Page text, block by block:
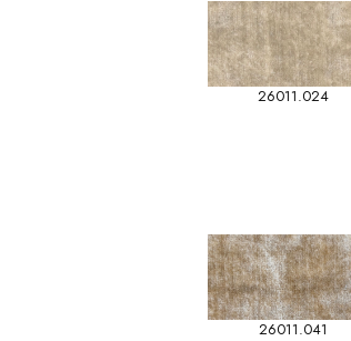
26011.024
26011.041